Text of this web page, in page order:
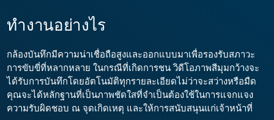
ทำงานอย่างไร
กล้องบันทึกมีความน่าเชื่อถือสูงและออกแบบมาเพื่อรองรับสภาวะ
การขับขี่ที่หลากหลาย ในกรณีที่เกิดการชน วิดีโอภาพสีมุมกว้างจะ
ได้รับการบันทึกโดยอัตโนมัติทุกรายละเอียดไม่ว่าจะสว่างหรือมืด
คุณจะได้หลักฐานที่เป็นภาพชัดใสที่จำเป็นต้องใช้ในการแจกแจง
ความรับผิดชอบ ณ จุดเกิดเหตุ และให้การสนับสนุนแก่เจ้าหน้าที่